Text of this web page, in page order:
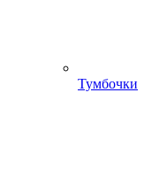
Тумбочки